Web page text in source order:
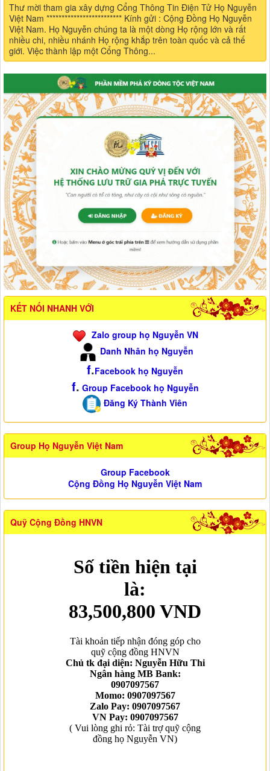
Thư mời tham gia xây dựng Cổng Thông Tin Điện Tử Họ Nguyễn
Việt Nam ************************* Kính gửi : Cộng Đồng Họ Nguyễn
Việt Nam. Họ Nguyễn chúng ta là một dòng Họ rộng lớn và rất
nhiều chi, nhiều nhánh Họ rộng khắp trên toàn quốc và cả thế
giới. Việc thành lập một Cổng Thông...
KẾT NỐI NHANH VỚI
Zalo group họ Nguyễn VN
Danh Nhân họ Nguyễn
f.Facebook họ Nguyễn
f. Group Facebook họ Nguyễn
Đăng Ký Thành Viên
Group Họ Nguyễn Việt Nam
Group Facebook
Cộng Đồng Họ Nguyễn Việt Nam
Quỹ Cộng Đồng HNVN